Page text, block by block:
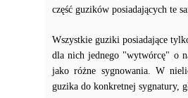
część guzików posiadających te
Wszystkie guziki posiadające
dla nich jednego "wytwórcę" o
jako różne sygnowania. W
guzika do konkretnej sygnatury,